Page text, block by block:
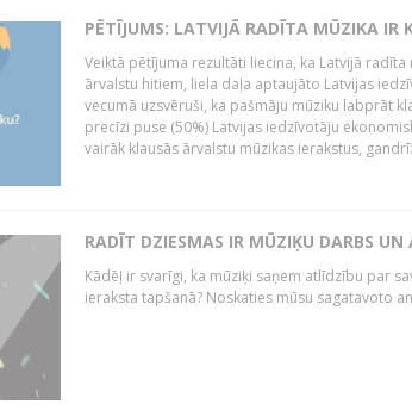
PĒTĪJUMS: LATVIJĀ RADĪTA MŪZIKA IR
Veiktā pētījuma rezultāti liecina, ka Latvijā
ārvalstu hitiem, liela daļa aptaujāto Latvijas
vecumā uzsvēruši, ka pašmāju mūziku labprāt
precīzi puse (50%) Latvijas iedzīvotāju
vairāk klausās ārvalstu mūzikas ierakstus,
RADĪT DZIESMAS IR MŪZIĶU DARBS UN
Kādēļ ir svarīgi, ka mūziķi saņem atlīdzību par
ieraksta tapšanā? Noskaties mūsu sagatavoto